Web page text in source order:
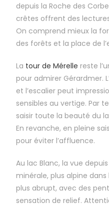
depuis la Roche des
crêtes offrent des
On comprend mieux la
des forêts et la place de
La tour de Mérelle reste
pour admirer Gérardmer.
et l’escalier peut
sensibles au vertige. Par
saisir toute la beauté du
En revanche, en pleine
pour éviter l’affluence.
Au lac Blanc, la vue
minérale, plus alpine
plus abrupt, avec des
sensation de relief.